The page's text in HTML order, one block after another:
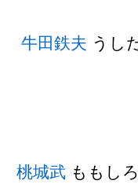
牛田鉄夫 うし
桃城武 ももし